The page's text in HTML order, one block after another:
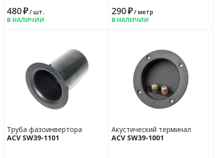
480₽/ шт.
В НАЛИЧИИ
290₽/ метр
В НАЛИЧИИ
Труба фазоинвертора
ACV SW39-1101
Акустический терминал
ACV SW39-1001